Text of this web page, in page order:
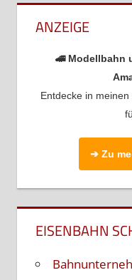
ANZEIGE
🚄 Modellbahn
Entdecke in
➔ Zu
EISENBAHN